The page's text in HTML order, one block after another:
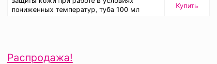
пониженных температур, туба 100 мл
Купить
Распродажа!